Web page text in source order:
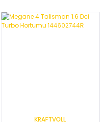
KRAFTVOLL